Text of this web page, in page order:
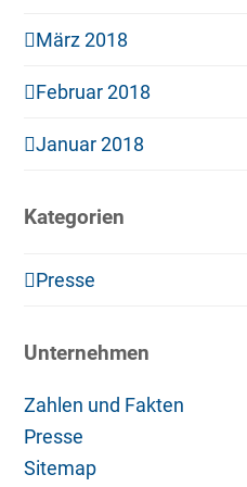
März 2018
Februar 2018
Januar 2018
Kategorien
Presse
Unternehmen
Zahlen und Fakten
Presse
Sitemap